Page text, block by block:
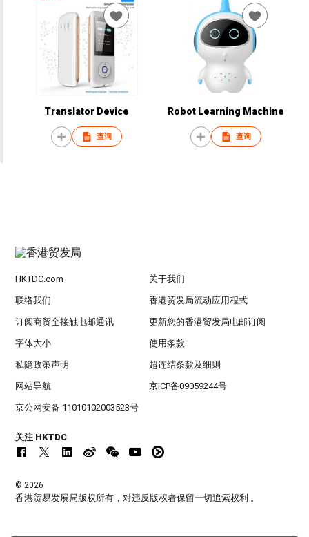
Translator Device
查询
Robot Learning Machine
查询
HKTDC.com 关于我们
联络我们 香港贸发局流动应用程式
订阅商贸全接触电邮通讯 更新您的香港贸发局电邮订阅
字体大小 使用条款
私隐政策声明 超连结条款及细则
网站导航 京ICP备09059244号
京公网安备 11010102003523号
关注 HKTDC
© 2026
香港贸易发展局版权所有，对违反版权者保留一切追索权利 。